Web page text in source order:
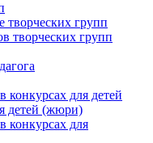
творческих групп
творческих групп
конкурсах для детей
детей (жюри)
конкурсах для